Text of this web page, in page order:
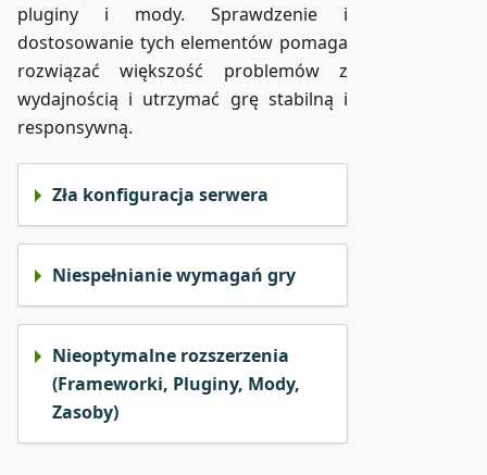
pluginy i mody. Sprawdzenie i
dostosowanie tych elementów pomaga
rozwiązać większość problemów z
wydajnością i utrzymać grę stabilną i
responsywną.
Zła konfiguracja serwera
Niespełnianie wymagań gry
Nieoptymalne rozszerzenia
(Frameworki, Pluginy, Mody,
Zasoby)